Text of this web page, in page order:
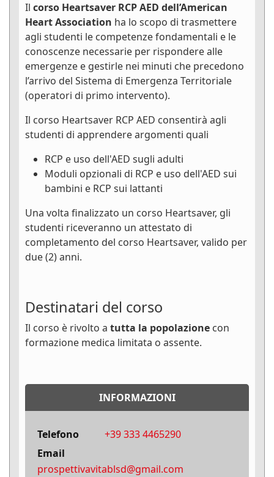
Il corso Heartsaver RCP AED dell’American
Heart Association ha lo scopo di trasmettere
agli studenti le competenze fondamentali e le
conoscenze necessarie per rispondere alle
emergenze e gestirle nei minuti che precedono
l’arrivo del Sistema di Emergenza Territoriale
(operatori di primo intervento).
Il corso Heartsaver RCP AED consentirà agli
studenti di apprendere argomenti quali
RCP e uso dell'AED sugli adulti
Moduli opzionali di RCP e uso dell'AED sui
bambini e RCP sui lattanti
Una volta finalizzato un corso Heartsaver, gli
studenti riceveranno un attestato di
completamento del corso Heartsaver, valido per
due (2) anni.
Destinatari del corso
Il corso è rivolto a tutta la popolazione con
formazione medica limitata o assente.
INFORMAZIONI
Telefono
+39 333 4465290
Email
prospettivavitablsd@gmail.com